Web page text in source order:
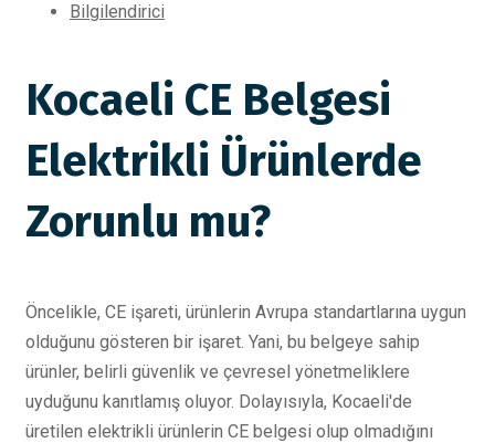
Bilgilendirici
Kocaeli CE Belgesi
Elektrikli Ürünlerde
Zorunlu mu?
Öncelikle, CE işareti, ürünlerin Avrupa standartlarına uygun
olduğunu gösteren bir işaret. Yani, bu belgeye sahip
ürünler, belirli güvenlik ve çevresel yönetmeliklere
uyduğunu kanıtlamış oluyor. Dolayısıyla, Kocaeli'de
üretilen elektrikli ürünlerin CE belgesi olup olmadığını